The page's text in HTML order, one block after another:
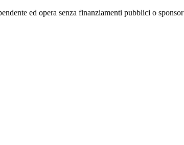
ed opera senza finanziamenti pubblici o sponsor